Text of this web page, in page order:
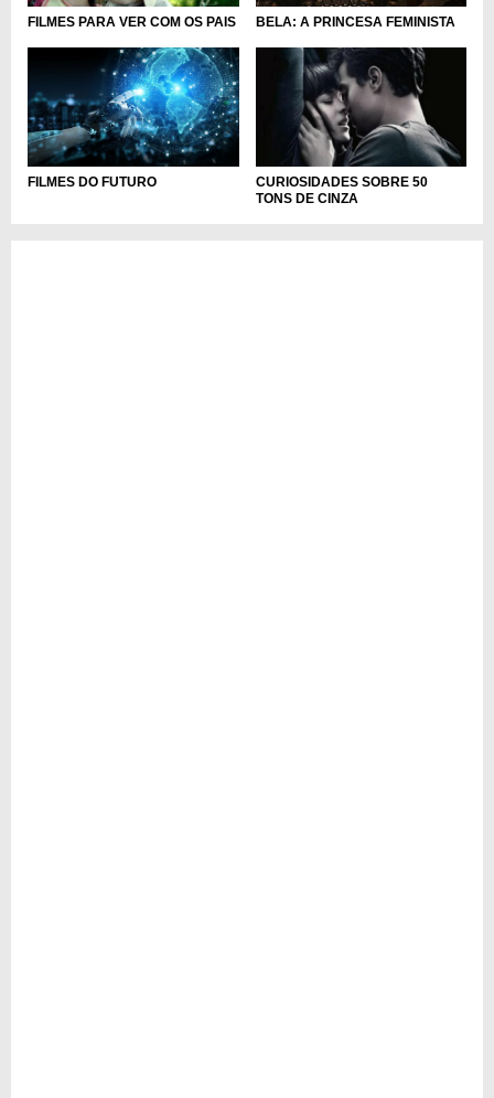
FILMES PARA VER COM OS PAIS BELA: A PRINCESA FEMINISTA
FILMES DO FUTURO
CURIOSIDADES SOBRE 50
TONS DE CINZA